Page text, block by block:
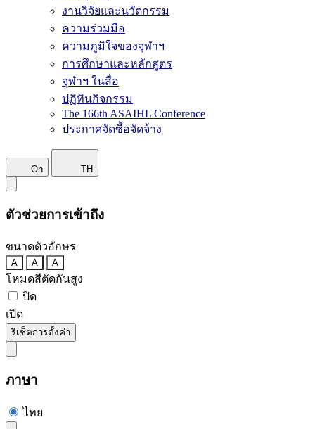
งานวิจัยและนวัตกรรม
ความร่วมมือ
ความภูมิใจของจุฬาฯ
การศึกษาและหลักสูตร
จุฬาฯ ในสื่อ
ปฏิทินกิจกรรม
The 166th ASAIHL Conference
ประกาศจัดซื้อจัดจ้าง
On TH
ตัวช่วยการเข้าถึง
ขนาดตัวอักษร
A A A
โหมดสีตัดกันสูง
ปิด
เปิด
รีเซ็ตการตั้งค่า
ภาษา
ไทย